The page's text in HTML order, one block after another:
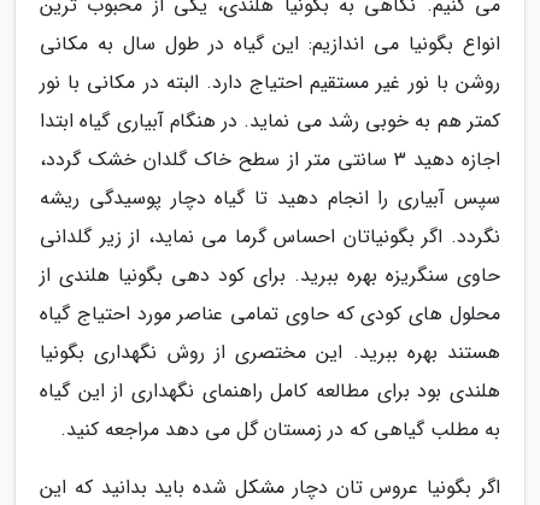
انواع بگونیا می اندازیم: این گیاه در طول سال به مکانی
روشن با نور غیر مستقیم احتیاج دارد. البته در مکانی با نور
کمتر هم به خوبی رشد می نماید. در هنگام آبیاری گیاه ابتدا
اجازه دهید 3 سانتی متر از سطح خاک گلدان خشک گردد،
سپس آبیاری را انجام دهید تا گیاه دچار پوسیدگی ریشه
نگردد. اگر بگونیاتان احساس گرما می نماید، از زیر گلدانی
حاوی سنگریزه بهره ببرید. برای کود دهی بگونیا هلندی از
محلول های کودی که حاوی تمامی عناصر مورد احتیاج گیاه
هستند بهره ببرید. این مختصری از روش نگهداری بگونیا
هلندی بود برای مطالعه کامل راهنمای نگهداری از این گیاه
به مطلب گیاهی که در زمستان گل می دهد مراجعه کنید.
اگر بگونیا عروس تان دچار مشکل شده باید بدانید که این